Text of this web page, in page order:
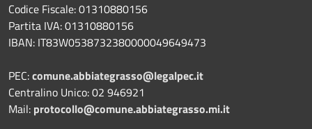
Codice Fiscale: 01310880156
Partita IVA: 01310880156
IBAN: IT83W0538732380000049649473
PEC:comune.abbiategrasso@legalpec.it
Centralino Unico: 02 946921
Mail: protocollo@comune.abbiategrasso.mi.it